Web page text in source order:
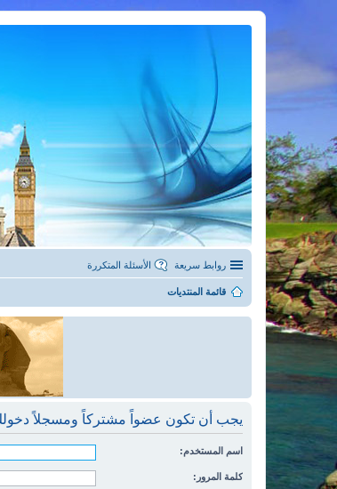
روابط سريعة الأسئلة المتكررة
قائمة المنتديات
يجب أن تكون عضواً مشتركاً ومسجلاً
اسم المستخدم:
كلمة المرور: